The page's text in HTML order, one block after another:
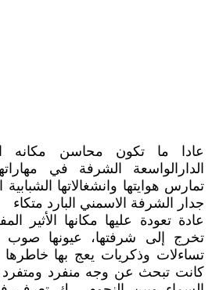
عادا ما تكون محاسن
الدارالواسعة الشرفة في
تمارس هوايتها وانشغالاتها
جدار الشرفة الاسمني البارد متكاء
عادة تعودة عليها مكانها الأثير
تخرج إلى شرفتها، عيونها صوب
تساءلات وذكريات يعج بها
كانت تبحث عن وجه منفرد